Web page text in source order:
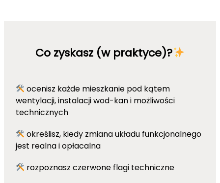
Co zyskasz (w praktyce)?
ocenisz każde mieszkanie pod kątem
wentylacji, instalacji wod-kan i możliwości
technicznych
określisz, kiedy zmiana układu funkcjonalnego
jest realna i opłacalna
rozpoznasz czerwone flagi techniczne